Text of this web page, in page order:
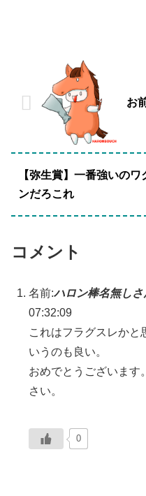
お
【弥生賞】一番強いのワ
ンだろこれ
コメント
名前:ハロン棒名無しさ
07:32:09
これはフラグスレかと
いうのも良い。
おめでとうございます
さい。
0